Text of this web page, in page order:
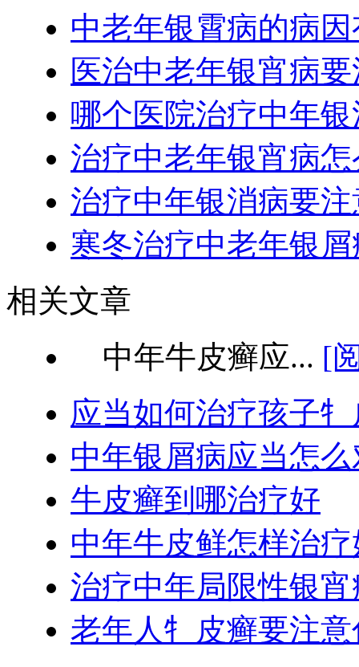
中老年银霄病的病
医治中老年银宵病
哪个医院治疗中年
治疗中老年银宵病
治疗中年银消病要
寒冬治疗中老年银
相关文章
中年牛皮癣应... [
应当如何治疗孩子
中年银屑病应当怎
牛皮癣到哪治疗好
中年牛皮鲜怎样治疗
治疗中年局限性银
老年人牜皮癣要注